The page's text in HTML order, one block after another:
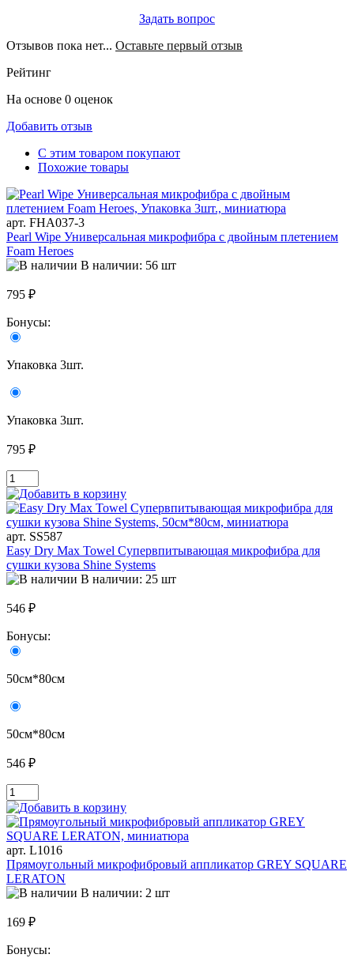
Задать вопрос
Отзывов пока нет... Оставьте первый отзыв
Рейтинг
На основе 0 оценок
Добавить отзыв
С этим товаром покупают
Похожие товары
арт. FHA037-3
Pearl Wipe Универсальная микрофибра с двойным плетением
Foam Heroes
В наличии: 56 шт
795 ₽
Бонусы:
Упаковка 3шт.
Упаковка 3шт.
795 ₽
арт. SS587
Easy Dry Max Towel Супервпитывающая микрофибра для
сушки кузова Shine Systems
В наличии: 25 шт
546 ₽
Бонусы:
50см*80см
50см*80см
546 ₽
арт. L1016
Прямоугольный микрофибровый аппликатор GREY SQUARE
LERATON
В наличии: 2 шт
169 ₽
Бонусы: